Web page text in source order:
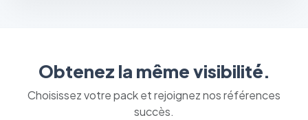
Obtenez la même visibilité.
Choisissez votre pack et rejoignez nos références
succès.